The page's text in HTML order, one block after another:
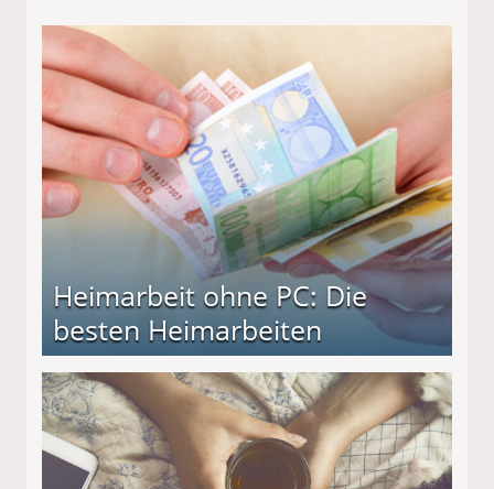
Heimarbeit ohne PC: Die
besten Heimarbeiten